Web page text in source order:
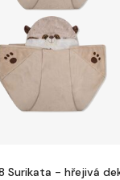
Surikata - hřejivá